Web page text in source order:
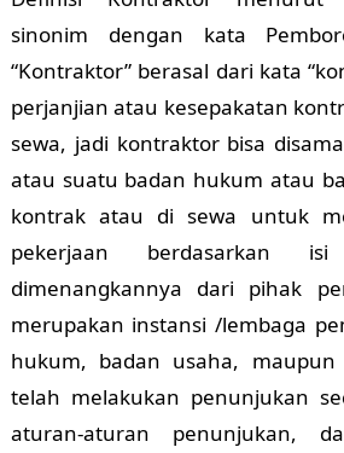
sinonim dengan kata
“Kontraktor” berasal dari kata
perjanjian atau kesepakatan
sewa, jadi kontraktor bisa
atau suatu badan hukum atau
kontrak atau di sewa untuk
pekerjaan berdasarkan
dimenangkannya dari pihak
merupakan instansi /lembaga
hukum, badan usaha, maupun
telah melakukan penunjukan
aturan-aturan penunjukan,